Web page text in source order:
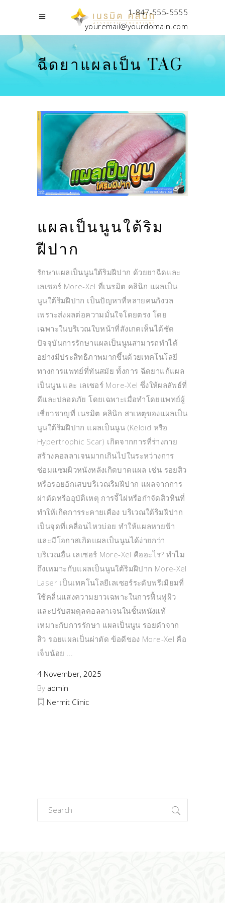
1-847-555-5555
youremail@yourdomain.com
ฉีดยาแผลเป็น TAG
แผลเป็นนูนใต้ริม
ฝีปาก
รักษาแผลเป็นนูนใต้ริมฝีปาก ด้วยยาฉีดและ
เลเซอร์ More-Xel ที่เนรมิต คลินิก แผลเป็น
นูนใต้ริมฝีปาก เป็นปัญหาที่หลายคนกังวล
เพราะส่งผลต่อความมั่นใจโดยตรง โดย
เฉพาะในบริเวณใบหน้าที่สังเกตเห็นได้ชัด
ปัจจุบันการรักษาแผลเป็นนูนสามารถทำได้
อย่างมีประสิทธิภาพมากขึ้นด้วยเทคโนโลยี
ทางการแพทย์ที่ทันสมัย ทั้งการ ฉีดยาแก้แผล
เป็นนูน และ เลเซอร์ More-Xel ซึ่งให้ผลลัพธ์ที่
ดีและปลอดภัย โดยเฉพาะเมื่อทำโดยแพทย์ผู้
เชี่ยวชาญที่ เนรมิต คลินิก สาเหตุของแผลเป็น
นูนใต้ริมฝีปาก แผลเป็นนูน (Keloid หรือ
Hypertrophic Scar) เกิดจากการที่ร่างกาย
สร้างคอลลาเจนมากเกินไปในระหว่างการ
ซ่อมแซมผิวหนังหลังเกิดบาดแผล เช่น รอยสิว
หรือรอยอักเสบบริเวณริมฝีปาก แผลจากการ
ผ่าตัดหรืออุบัติเหตุ การจี้ไฝหรือกำจัดสิวหินที่
ทำให้เกิดการระคายเคือง บริเวณใต้ริมฝีปาก
เป็นจุดที่เคลื่อนไหวบ่อย ทำให้แผลหายช้า
และมีโอกาสเกิดแผลเป็นนูนได้ง่ายกว่า
บริเวณอื่น เลเซอร์ More-Xel คืออะไร? ทำไม
ถึงเหมาะกับแผลเป็นนูนใต้ริมฝีปาก More-Xel
Laser เป็นเทคโนโลยีเลเซอร์ระดับพรีเมียมที่
ใช้คลื่นแสงความยาวเฉพาะในการฟื้นฟูผิว
และปรับสมดุลคอลลาเจนในชั้นหนังแท้
เหมาะกับการรักษา แผลเป็นนูน รอยดำจาก
สิว รอยแผลเป็นผ่าตัด ข้อดีของ More-Xel คือ
เจ็บน้อย
4 November, 2025
By admin
Nermit Clinic
Search
for: